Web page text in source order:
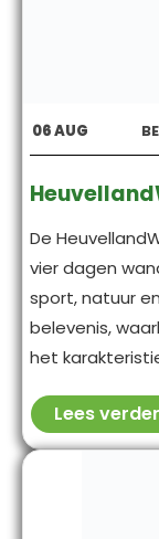
06AUG
De
vier dagen
sport, natuur
belevenis,
het
Lees verder